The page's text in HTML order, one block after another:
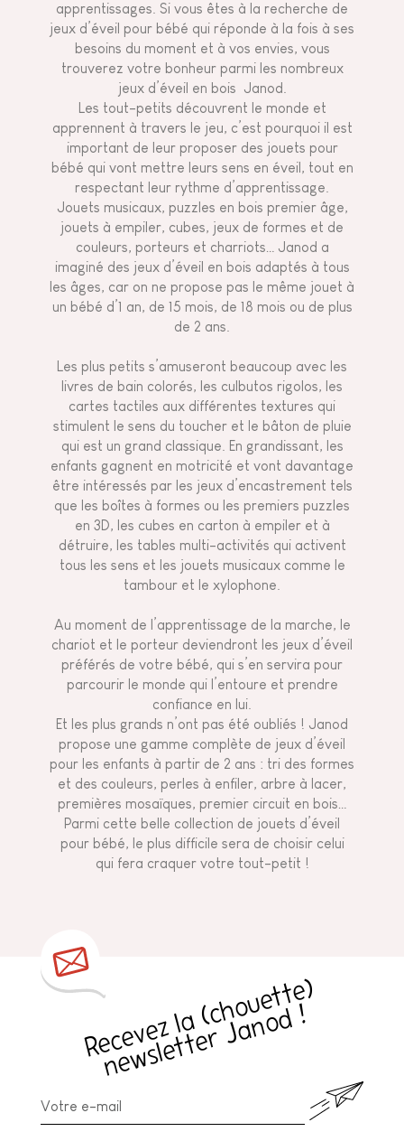
apprentissages. Si vous êtes à la recherche de
jeux d’éveil pour bébé qui réponde à la fois à ses
besoins du moment et à vos envies, vous
trouverez votre bonheur parmi les nombreux
jeux d’éveil en bois Janod.
Les tout-petits découvrent le monde et
apprennent à travers le jeu, c’est pourquoi il est
important de leur proposer des jouets pour
bébé qui vont mettre leurs sens en éveil, tout en
respectant leur rythme d’apprentissage.
Jouets musicaux, puzzles en bois premier âge,
jouets à empiler, cubes, jeux de formes et de
couleurs, porteurs et charriots… Janod a
imaginé des jeux d’éveil en bois adaptés à tous
les âges, car on ne propose pas le même jouet à
un bébé d’1 an, de 15 mois, de 18 mois ou de plus
de 2 ans.
Les plus petits s’amuseront beaucoup avec les
livres de bain colorés, les culbutos rigolos, les
cartes tactiles aux différentes textures qui
stimulent le sens du toucher et le bâton de pluie
qui est un grand classique. En grandissant, les
enfants gagnent en motricité et vont davantage
être intéressés par les jeux d’encastrement tels
que les boîtes à formes ou les premiers puzzles
en 3D, les cubes en carton à empiler et à
détruire, les tables multi-activités qui activent
tous les sens et les jouets musicaux comme le
tambour et le xylophone.
Au moment de l’apprentissage de la marche, le
chariot et le porteur deviendront les jeux d’éveil
préférés de votre bébé, qui s’en servira pour
parcourir le monde qui l’entoure et prendre
confiance en lui.
Et les plus grands n’ont pas été oubliés ! Janod
propose une gamme complète de jeux d’éveil
pour les enfants à partir de 2 ans : tri des formes
et des couleurs, perles à enfiler, arbre à lacer,
premières mosaïques, premier circuit en bois…
Parmi cette belle collection de jouets d’éveil
pour bébé, le plus difficile sera de choisir celui
qui fera craquer votre tout-petit !
R
e
c
e
v
e
z
l
a
(
c
h
o
u
e
t
t
e
)
n
e
w
sl
e
t
t
e
r
J
a
n
o
d
!